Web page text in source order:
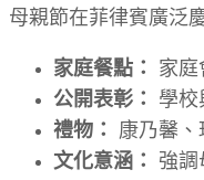
母親節在菲律賓廣泛
家庭餐點：
家庭
公開表彰：
學校
禮物：
康乃馨、
文化意涵：
強調